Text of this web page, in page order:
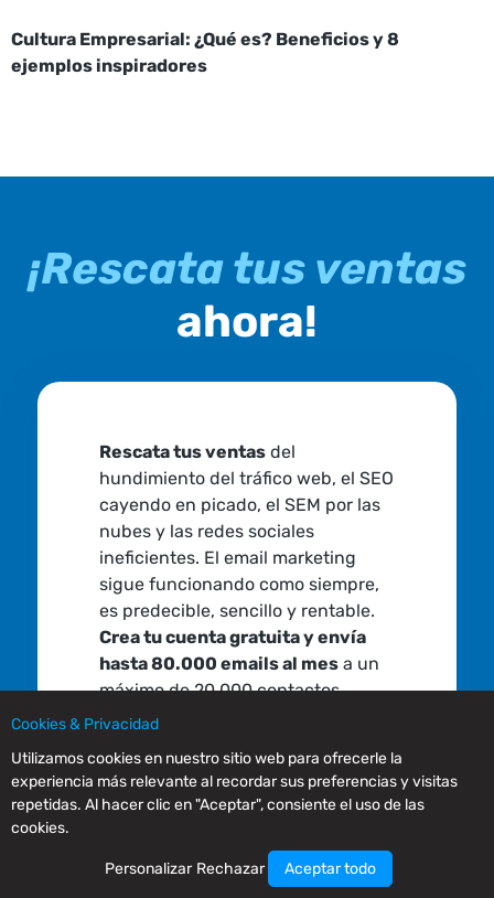
Cultura Empresarial: ¿Qué es? Beneficios y 8
ejemplos inspiradores
¡Rescata tus ventas
ahora!
Rescata tus ventasdel
hundimiento del tráfico web, el SEO
cayendo en picado, el SEM por las
nubes y las redes sociales
ineficientes. El email marketing
sigue funcionando como siempre,
es predecible, sencillo y rentable.
Crea tu cuenta gratuita y envía
hasta 80.000 emails al mesa un
máximo de 20.000 contactos,
gratis. Consigue mucho más, por
Comienza ahora
Cookies & Privacidad
Utilizamos cookies en nuestro sitio web para ofrecerle la
experiencia más relevante al recordar sus preferencias y visitas
repetidas. Al hacer clic en "Aceptar", consiente el uso de las
cookies.
Personalizar Rechazar Aceptar todo